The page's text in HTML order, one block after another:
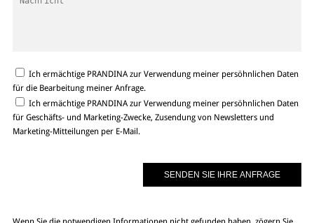
Ich ermächtige PRANDINA zur Verwendung meiner persöhnlichen Daten
für die Bearbeitung meiner Anfrage.
Ich ermächtige PRANDINA zur Verwendung meiner persöhnlichen Daten
für Geschäfts- und Marketing-Zwecke, Zusendung von Newsletters und
Marketing-Mitteilungen per E-Mail.